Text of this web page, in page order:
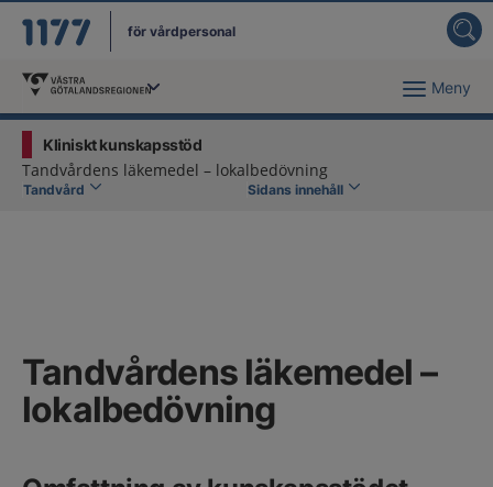
för vårdpersonal
Du har valt region Meny
Kliniskt kunskapsstöd
Tandvårdens läkemedel – lokalbedövning
Tandvård Sidans innehåll
Tandvårdens läkemedel –
lokalbedövning